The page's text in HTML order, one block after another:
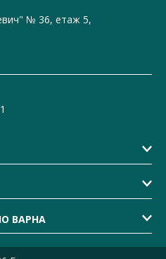
№ 36, етаж 5,
ВАРНА